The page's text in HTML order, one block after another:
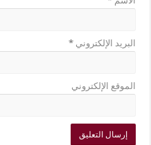
البريد الإلكتروني*
الموقع الإلكتروني